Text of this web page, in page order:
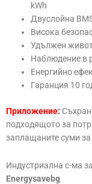
kWh
Двуслойна
Висока
Удължен
Наблюдение в
Енергийно
Гаранция 10
Приложение:
подходящото за
заплащаните суми
Индустриална с-ма
Energysavebg